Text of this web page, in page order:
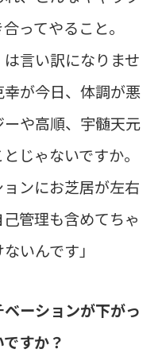
ってやること。
は言い訳になりませ
が今日、体調が悪
や高順、宇髄天元
じゃないですか。
ンにお芝居が左右
管理も含めてちゃ
いんです」
ベーションが下がっ
すか？